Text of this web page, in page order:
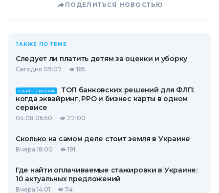
ПОДЕЛИТЬСЯ НОВОСТЬЮ
ТАКЖЕ ПО ТЕМЕ
Следует ли платить детям за оценки и уборку
Сегодня 09:07 165
ПАРТНЕРСКАЯ
ТОП банковских решений для ФЛП:
когда эквайринг, РРО и бизнес карты в одном
сервисе
04.08 06:50 22100
Сколько на самом деле стоит земля в Украине
Вчера 18:00 191
Где найти оплачиваемые стажировки в Украине:
10 актуальных предложений
Вчера 14:01 114